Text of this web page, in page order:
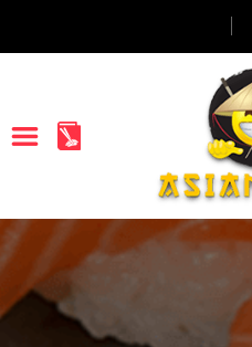
ACCUEIL
LA CARTE